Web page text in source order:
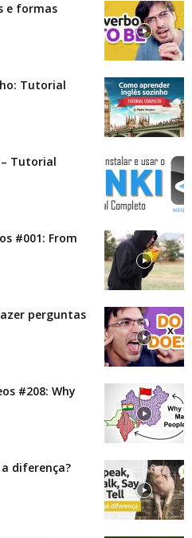
e formas
Tutorial
Tutorial
#001: From
perguntas
#208: Why
diferença?